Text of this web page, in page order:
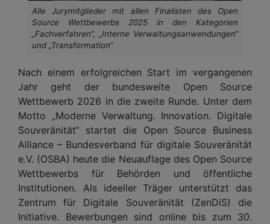
Alle Jurymitglieder mit allen Finalisten des Open
Source Wettbewerbs 2025 in den Kategorien
„Fachverfahren“, „Interne Verwaltungsanwendungen“
und „Transformation“
Nach einem erfolgreichen Start im vergangenen
Jahr geht der bundesweite Open Source
Wettbewerb 2026 in die zweite Runde. Unter dem
Motto „Moderne Verwaltung. Innovation. Digitale
Souveränität“ startet die Open Source Business
Alliance – Bundesverband für digitale Souveränität
e.V. (OSBA) heute die Neuauflage des Open Source
Wettbewerbs für Behörden und öffentliche
Institutionen. Als ideeller Träger unterstützt das
Zentrum für Digitale Souveränität (ZenDiS) die
Initiative. Bewerbungen sind online bis zum 30.